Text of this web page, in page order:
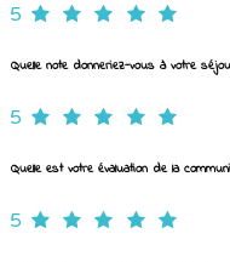
5
Quelle note donneriez-vous à votre
5
Quelle est votre évaluation de la
5